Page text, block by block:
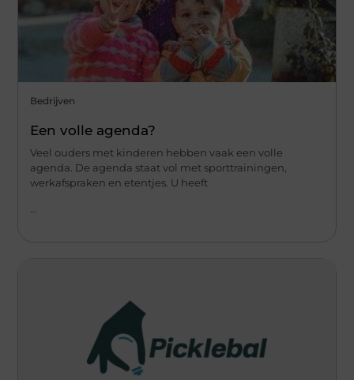
Bedrijven
Een volle agenda?
Veel ouders met kinderen hebben vaak een volle
agenda. De agenda staat vol met sporttrainingen,
werkafspraken en etentjes. U heeft